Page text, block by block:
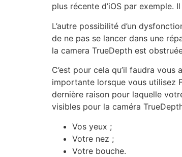
plus récente d’iOS par
L’autre possibilité d’un
de ne pas se lancer dans une
la camera TrueDepth est
C’est pour cela qu’il faudra
importante lorsque vous utilisez
dernière raison pour laquelle
visibles pour la caméra
Vos yeux ;
Votre nez ;
Votre bouche.